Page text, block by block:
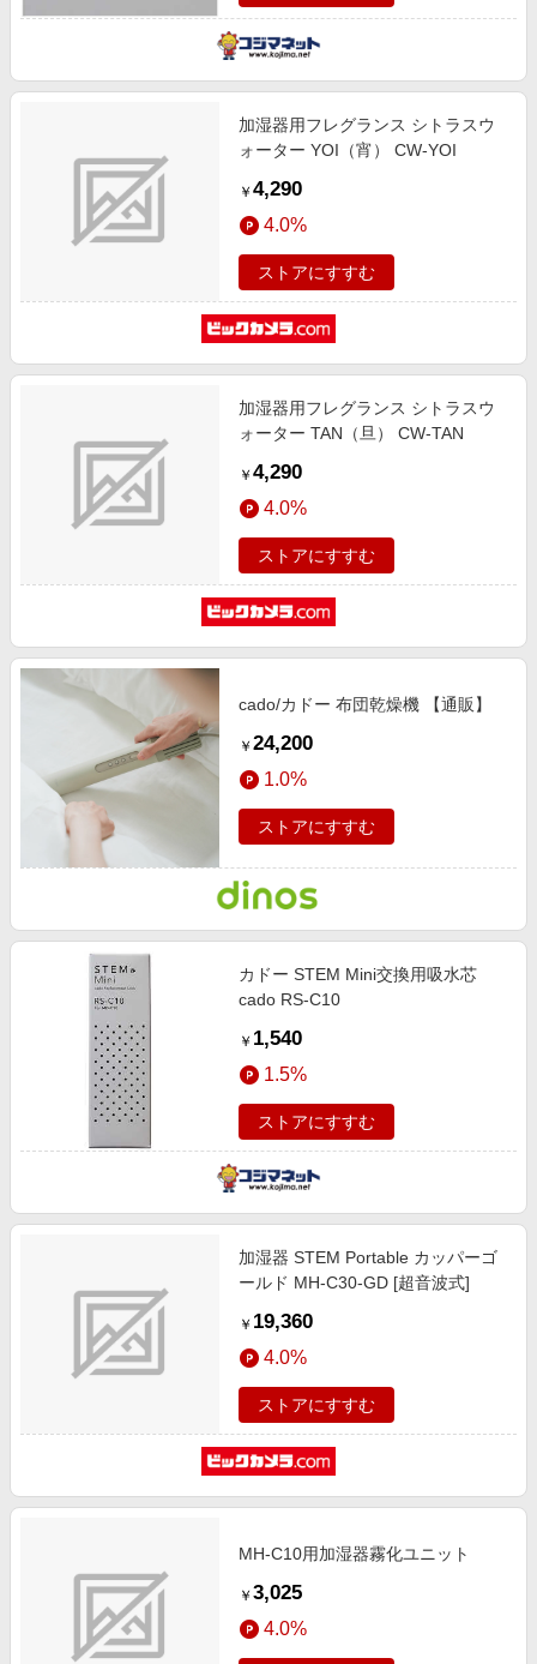
加湿器用フレグランス シトラスウ
ォーター YOI（宵） CW-YOI
￥ 4,290
4.0%
ストアにすすむ
加湿器用フレグランス シトラスウ
ォーター TAN（旦） CW-TAN
￥ 4,290
4.0%
ストアにすすむ
cado/カドー 布団乾燥機 【通販】
￥ 24,200
1.0%
ストアにすすむ
カドー STEM Mini交換用吸水芯
cado RS-C10
￥ 1,540
1.5%
ストアにすすむ
加湿器 STEM Portable カッパーゴ
ールド MH-C30-GD [超音波式]
￥ 19,360
4.0%
ストアにすすむ
MH-C10用加湿器霧化ユニット
￥ 3,025
4.0%